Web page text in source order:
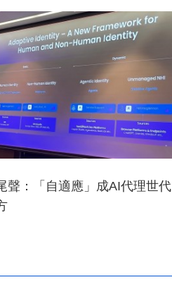
聲：「自適應」成AI代理世代